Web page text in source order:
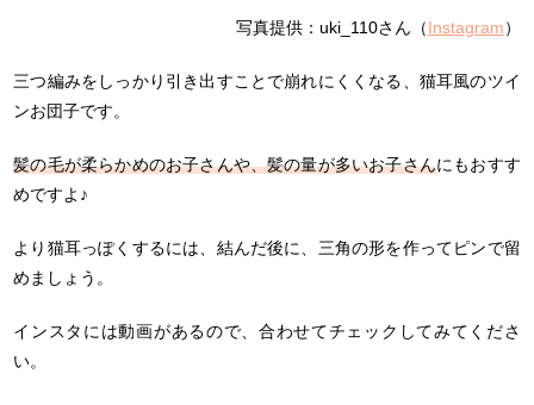
写真提供：uki_110さん（Instagram）
三つ編みをしっかり引き出すことで崩れにくくなる、猫耳風のツイ
ンお団子です。
髪の毛が柔らかめのお子さんや、髪の量が多いお子さんにもおすす
めですよ♪
より猫耳っぽくするには、結んだ後に、三角の形を作ってピンで留
めましょう。
インスタには動画があるので、合わせてチェックしてみてくださ
い。